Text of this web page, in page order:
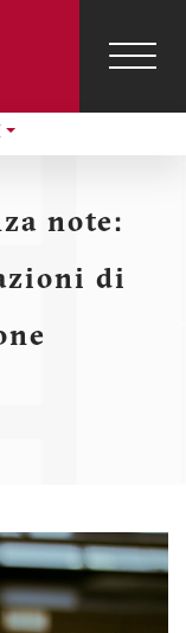
utente
note:
di